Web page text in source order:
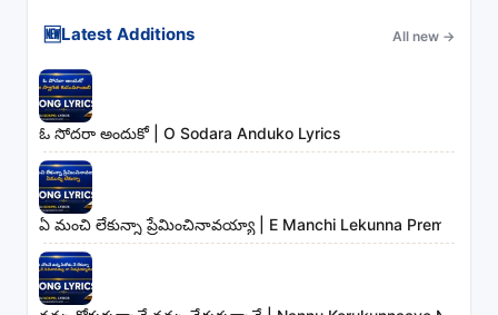
🆕Latest Additions All new →
ఓ సోదరా అందుకో | O Sodara Anduko Lyrics
ఏ మంచి లేకున్నా ప్రేమించినావయ్యా | E Manchi Lekunna